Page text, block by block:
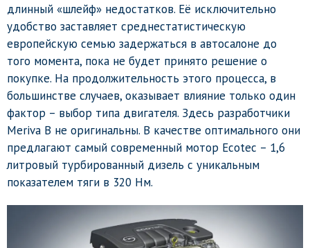
длинный «шлейф» недостатков. Её исключительно
удобство заставляет среднестатистическую
европейскую семью задержаться в автосалоне до
того момента, пока не будет принято решение о
покупке. На продолжительность этого процесса, в
большинстве случаев, оказывает влияние только один
фактор – выбор типа двигателя. Здесь разработчики
Meriva B не оригинальны. В качестве оптимального они
предлагают самый современный мотор Ecotec – 1,6
литровый турбированный дизель с уникальным
показателем тяги в 320 Нм.